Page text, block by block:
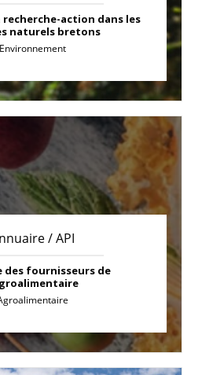
recherche-action dans les
naturels bretons
Environnement
/ API
des fournisseurs de